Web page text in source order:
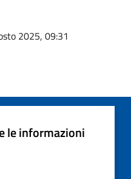
2025, 09:31
le informazioni